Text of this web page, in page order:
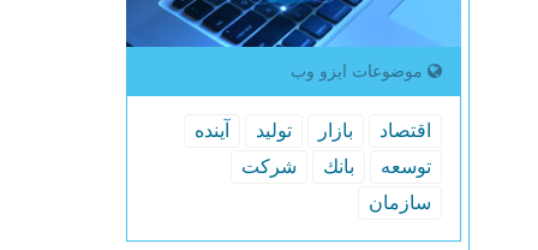
موضوعات ایزو وب
اقتصاد بازار تولید
آینده
توسعه
بانك
شركت
سازمان